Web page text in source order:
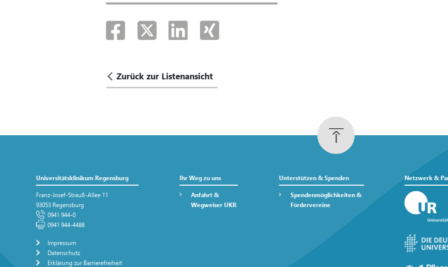
Zurück zur Listenansicht
Universitätsklinikum Regensburg
Franz-Josef-Strauß-Allee 11
93053 Regensburg
0941 944-0
0941 944-4488
Impressum
Datenschutz
Erklärung zur Barrierefreiheit
Ihr Weg zu uns
Anfahrt &
Wegweiser UKR
Unterstützen & Spenden
Spendenmöglichkeiten &
Fördervereine
Netzwerk &